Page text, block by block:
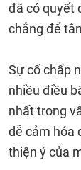
đã có quyết
chẳng để
Sự cố chấp
nhiều điều
nhất trong
dễ cảm hóa
thiện ý của